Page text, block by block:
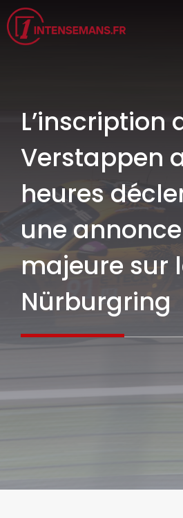
Aller
au
contenu
L’inscription
Verstappen
heures
une annonce
majeure sur
Nürburgring